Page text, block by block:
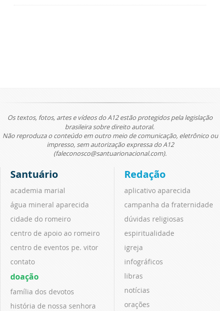
Os textos, fotos, artes e vídeos do A12 estão protegidos pela legislação
brasileira sobre direito autoral.
Não reproduza o conteúdo em outro meio de comunicação, eletrônico ou
impresso, sem autorização expressa do A12
(faleconosco@santuarionacional.com).
Santuário
academia marial
água mineral aparecida
cidade do romeiro
centro de apoio ao romeiro
centro de eventos pe. vitor
contato
doação
família dos devotos
história de nossa senhora
Redação
aplicativo aparecida
campanha da fraternidade
dúvidas religiosas
espiritualidade
igreja
infográficos
libras
notícias
orações